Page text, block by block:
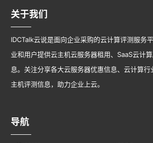
关于我们
IDCTalk云说是面向企业采购的云计算评测服务
业和用户提供云主机云服务器租用、SaaS云计
息。关注分享各大云服务器优惠信息、云计算
主机评测信息，助力企业上云。
导航